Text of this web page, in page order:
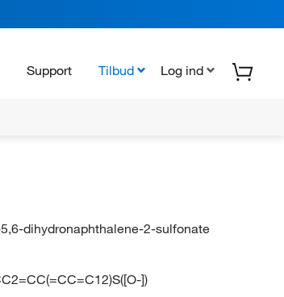
Support Tilbud Log ind
dihydronaphthalene-2-sulfonate
])